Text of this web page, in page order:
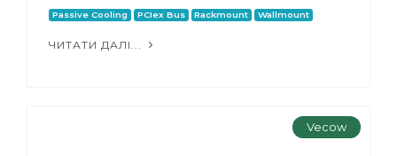
Passive Cooling PCIex Bus Rackmount Wallmount
ЧИТАТИ ДАЛІ...
Vecow